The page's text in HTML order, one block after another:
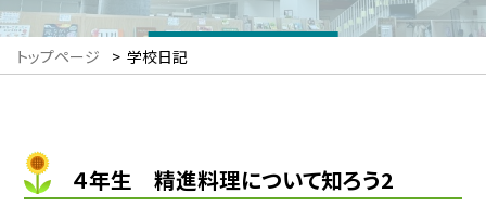
トップページ > 学校日記
４年生 精進料理について知ろう2